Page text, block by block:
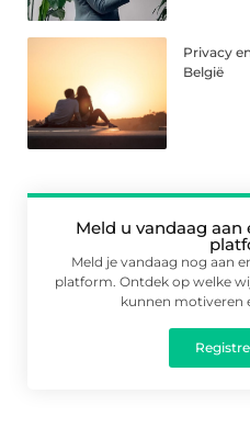
Privacy
België
Meld u vandaag
Meld je vandaag nog aan
platform. Ontdek op welke
kunnen motiveren